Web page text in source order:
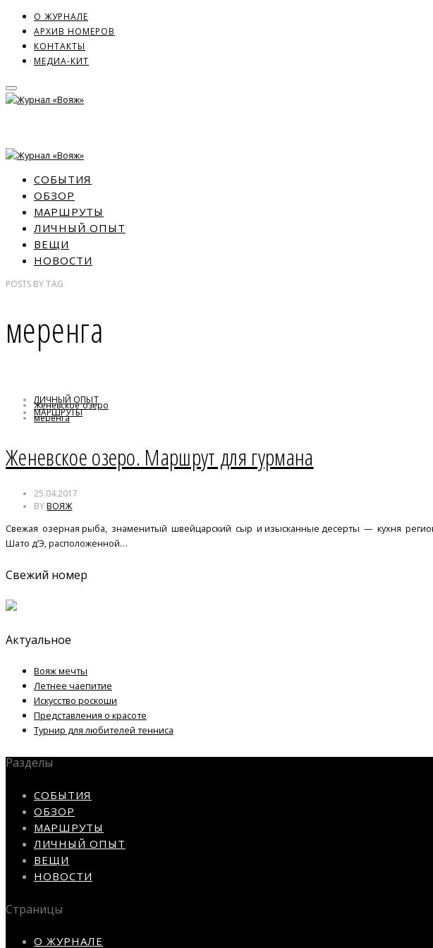
О ЖУРНАЛЕ
АРХИВ НОМЕРОВ
КОНТАКТЫ
МЕДИА-КИТ
СОБЫТИЯ
ОБЗОР
МАРШРУТЫ
ЛИЧНЫЙ ОПЫТ
ВЕЩИ
НОВОСТИ
POSTS BYTAG
меренга
ЛИЧНЫЙ ОПЫТ
МАРШРУТЫ
Женевское озеро
меренга
Женевское озеро. Маршрут для гурмана
25.04.2017
BYВОЯЖ
Свежая озерная рыба, знаменитый швейцарский сыр и изысканные десерты — кухня
Шато д’Э, расположенной…
Свежий номер
Актуальное
Вояж мечты
Летнее чаепитие
Искусство роскоши
Представления о красоте
Турнир для любителей тенниса
Разделы
СОБЫТИЯ
ОБЗОР
МАРШРУТЫ
ЛИЧНЫЙ ОПЫТ
ВЕЩИ
НОВОСТИ
Страницы
О ЖУРНАЛЕ